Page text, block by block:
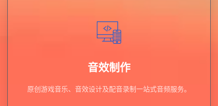
音效制作
原创游戏音乐、音效设计及配音录制一站式音频服务。